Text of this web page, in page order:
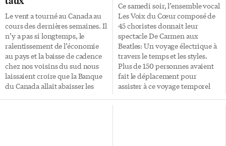
Le vent a tourné au Canada au
cours des dernières semaines. Il
n’y a pas si longtemps, le
ralentissement de l’économie
au pays et la baisse de cadence
chez nos voisins du sud nous
laissaient croire que la Banque
du Canada allait abaisser les
Ce samedi soir, l’ensemble vocal
Les Voix du Cœur composé de
45 choristes donnait leur
spectacle De Carmen aux
Beatles: Un voyage électrique à
travers le temps et les styles.
Plus de 150 personnes avaient
fait le déplacement pour
assister à ce voyage temporel